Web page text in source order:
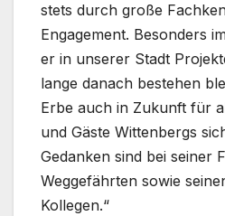
stets durch große
Engagement. Besonders
er in unserer Stadt
lange danach bestehen
Erbe auch in Zukunft für
und Gäste Wittenbergs
Gedanken sind bei seiner
Weggefährten sowie
Kollegen.“